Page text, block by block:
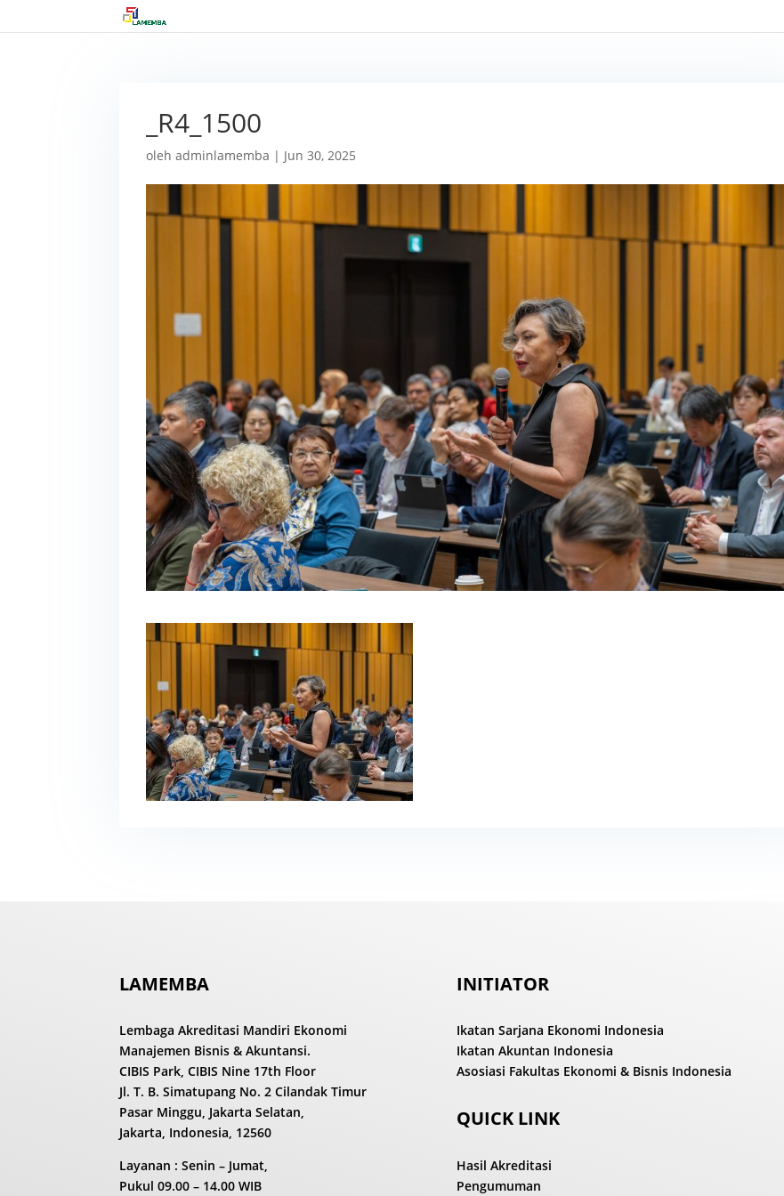
_R4_1500
olehadminlamemba | Jun 30, 2025
LAMEMBA
Lembaga Akreditasi Mandiri Ekonomi
Manajemen Bisnis & Akuntansi.
CIBIS Park, CIBIS Nine 17th Floor
Jl. T. B. Simatupang No. 2 Cilandak Timur
Pasar Minggu, Jakarta Selatan,
Jakarta, Indonesia, 12560
Layanan : Senin – Jumat,
Pukul09.00 – 14.00 WIB
INITIATOR
Ikatan Sarjana Ekonomi Indonesia
Ikatan Akuntan Indonesia
Asosiasi Fakultas Ekonomi & Bisnis Indonesia
QUICK LINK
Hasil Akreditasi
Pengumuman